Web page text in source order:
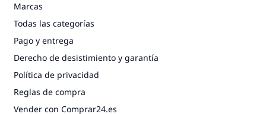
Marcas
Todas las categorías
Pago y entrega
Derecho de desistimiento y garantía
Política de privacidad
Reglas de compra
Vender con Comprar24.es